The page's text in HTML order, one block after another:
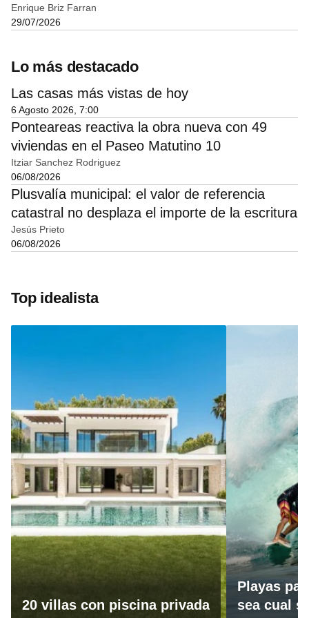
Enrique Briz Farran
29/07/2026
Lo más destacado
Las casas más vistas de hoy
6 Agosto 2026, 7:00
Ponteareas reactiva la obra nueva con 49
viviendas en el Paseo Matutino 10
Itziar Sanchez Rodriguez
06/08/2026
Plusvalía municipal: el valor de referencia
catastral no desplaza el importe de la escritura
Jesús Prieto
06/08/2026
Top idealista
20 villas con piscina privada
Playas
sea cual